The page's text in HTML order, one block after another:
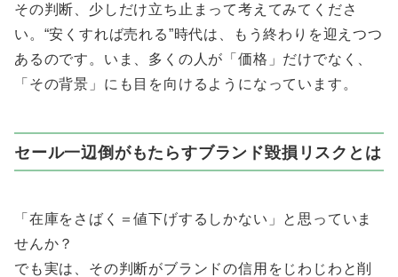
その判断、少しだけ立ち止まって考えてみてくださ
い。“安くすれば売れる”時代は、もう終わりを迎えつつ
あるのです。いま、多くの人が「価格」だけでなく、
「その背景」にも目を向けるようになっています。
セール一辺倒がもたらすブランド毀損リスクとは
「在庫をさばく＝値下げするしかない」と思っていま
せんか？
でも実は、その判断がブランドの信用をじわじわと削